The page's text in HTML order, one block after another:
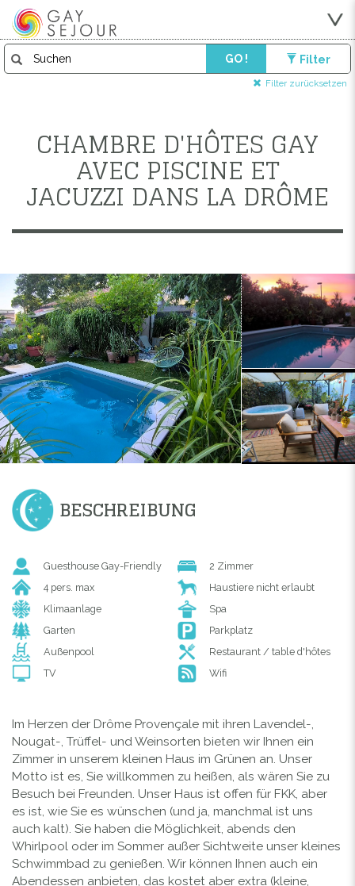
GO ! Filter
Filter zurücksetzen
CHAMBRE D'HÔTES GAY
AVEC PISCINE ET
JACUZZI DANS LA DRÔME
BESCHREIBUNG
Guesthouse Gay-Friendly
2 Zimmer
4 pers. max
Haustiere nicht erlaubt
Klimaanlage
Spa
Garten
Parkplatz
Außenpool
Restaurant / table d'hôtes
TV
Wifi
Im Herzen der Drôme Provençale mit ihren Lavendel-,
Nougat-, Trüffel- und Weinsorten bieten wir Ihnen ein
Zimmer in unserem kleinen Haus im Grünen an. Unser
Motto ist es, Sie willkommen zu heißen, als wären Sie zu
Besuch bei Freunden. Unser Haus ist offen für FKK, aber
es ist, wie Sie es wünschen (und ja, manchmal ist uns
auch kalt). Sie haben die Möglichkeit, abends den
Whirlpool oder im Sommer außer Sichtweite unser kleines
Schwimmbad zu genießen. Wir können Ihnen auch ein
Abendessen anbieten, das kostet aber extra (kleine,